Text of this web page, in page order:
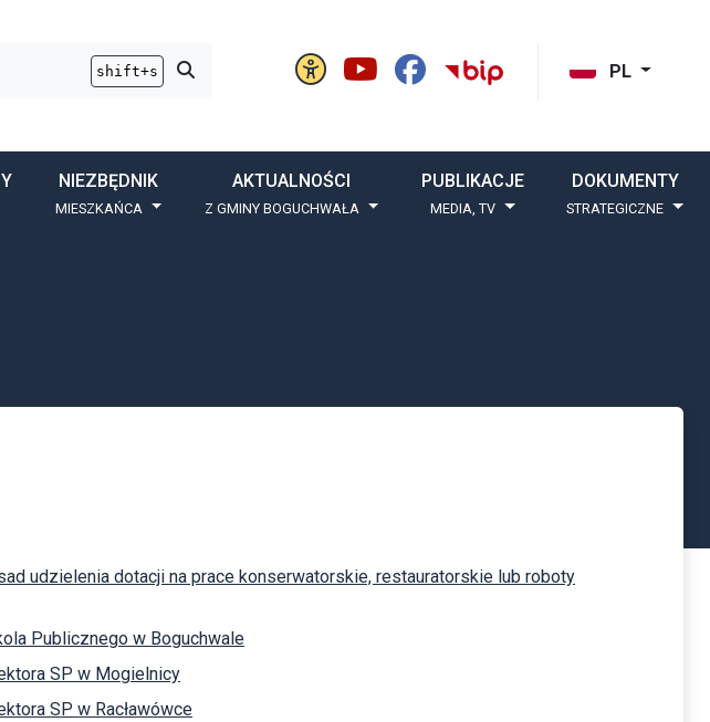
PL
Panel ustawień witryny
BIP Gminy
shift+s Przycisk szukaj
NIEZBĘDNIK
MIESZKAŃCA
AKTUALNOŚCI
Z GMINY BOGUCHWAŁA
PUBLIKACJE
MEDIA, TV
DOKUMENTY
STRATEGICZNE
udzielenia dotacji na prace konserwatorskie, restauratorskie lub roboty
Publicznego w Boguchwale
SP w Mogielnicy
SP w Racławówce